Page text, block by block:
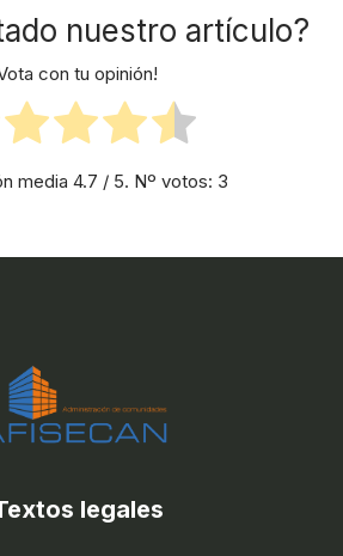
nuestro artículo?
con tu opinión!
media 4.7 / 5. Nº votos: 3
legales